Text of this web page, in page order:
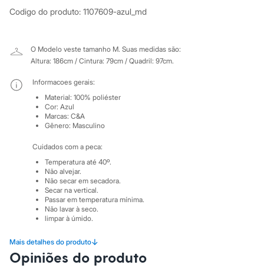
Rasteirinhas
Tênis
Marcas
Clock House
Mindset
Sawary
Yessica
Moda esportiva
Acessórios
Blusas
Calçados
Leggings
Shorts e Bermudas
Moda íntima
Calcinhas
Cintas e Modeladores
Pijamas
Sutiãs e Tops
Moda praia
Biquínis
Codigo do produto: 1107609-azul_md
O Modelo veste tamanho M. Suas medidas são:
Altura: 186cm / Cintura: 79cm / Quadril: 97cm.
Mais detalhes do produto↓
Informacoes gerais:
Material: 100% poliéster
Cor: Azul
Marcas: C&A
Gênero: Masculino
Cuidados com a peca:
Temperatura até 40º.
Não alvejar.
Não secar em secadora.
Secar na vertical.
Passar em temperatura mínima.
Não lavar à seco.
limpar à úmido.
Opiniões do produto